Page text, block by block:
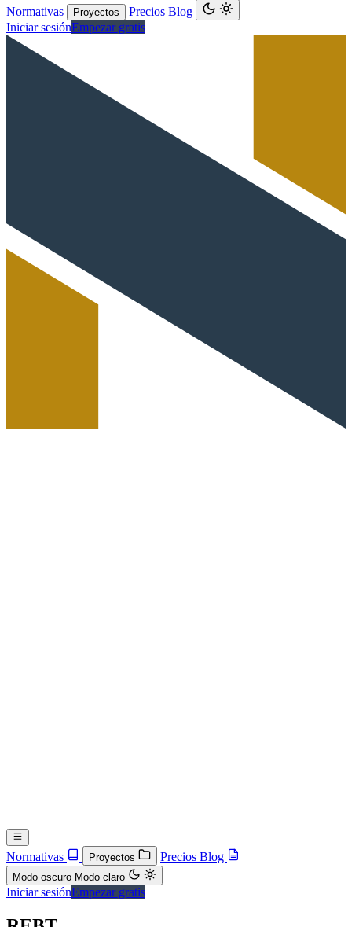
Normativas Proyectos Precios Blog
Iniciar sesiónEmpezar gratis
Normativas Proyectos Precios Blog
Modo oscuro Modo claro
Iniciar sesiónEmpezar gratis